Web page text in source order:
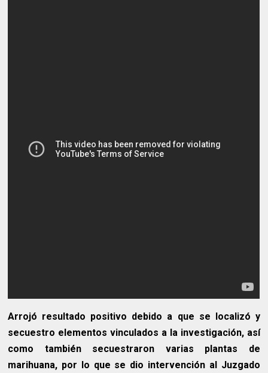
Arrojó resultado positivo debido a que se localizó y
secuestro elementos vinculados a la investigación, así
como también secuestraron varias plantas de
marihuana, por lo que se dio intervención al Juzgado